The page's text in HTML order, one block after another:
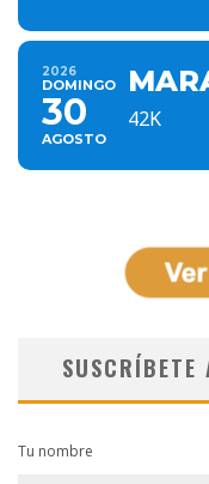
2026
DOMINGO
30
AGOSTO
42K
SUSCRÍBETE
Tu nombre